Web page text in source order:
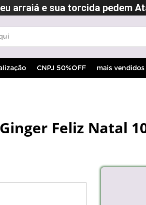
arraiá e sua torcida pedem
CNPJ 50%OFF mais vendidos
Feliz Natal